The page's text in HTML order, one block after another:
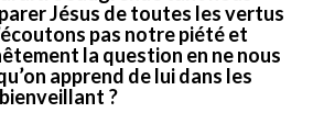
Jésus de toutes les vertus
pas notre piété et
la question en ne nous
apprend de lui dans les
?